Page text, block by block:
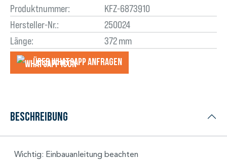
Produktnummer:
KFZ-6873910
Hersteller-Nr.:
250024
Länge:
372 mm
Über WhatsApp anfragеn
Beschreibung
Wichtig: Einbauanleitung beachten